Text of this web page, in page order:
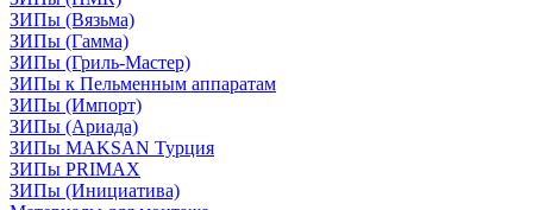
ЗИПы (Вязьма)
ЗИПы (Гамма)
ЗИПы (Гриль-Мастер)
ЗИПы к Пельменным аппаратам
ЗИПы (Импорт)
ЗИПы (Ариада)
ЗИПы MAKSAN Турция
ЗИПы PRIMAX
ЗИПы (Инициатива)